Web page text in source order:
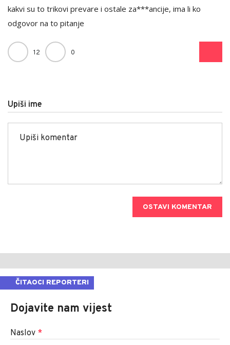
kakvi su to trikovi prevare i ostale za***ancije, ima li ko
odgovor na to pitanje
12 0
Upiši ime
OSTAVI KOMENTAR
ČITAOCI REPORTERI
Dojavite nam vijest
Naslov *